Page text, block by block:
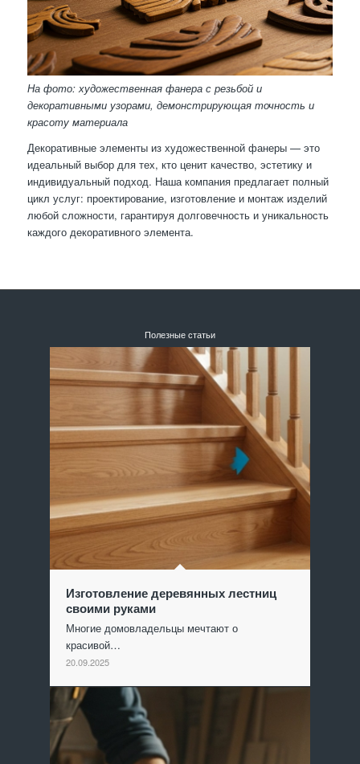
На фото: художественная фанера с резьбой и
декоративными узорами, демонстрирующая точность и
красоту материала
Декоративные элементы из художественной фанеры — это
идеальный выбор для тех, кто ценит качество, эстетику и
индивидуальный подход. Наша компания предлагает полный
цикл услуг: проектирование, изготовление и монтаж изделий
любой сложности, гарантируя долговечность и уникальность
каждого декоративного элемента.
Полезные статьи
Изготовление деревянных лестниц
своими руками
Многие домовладельцы мечтают о
красивой…
20.09.2025